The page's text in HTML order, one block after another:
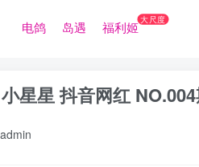
电鸽 岛遇 福利姬大尺度
星星 抖音网红
admin